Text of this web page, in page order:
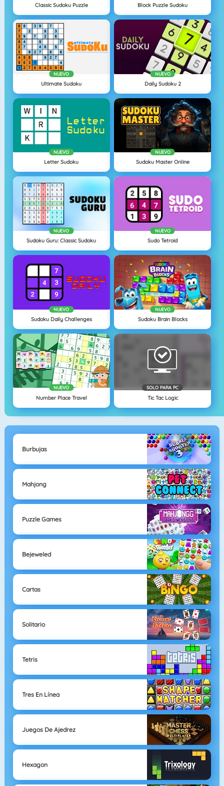
Classic Sudoku Puzzle Block Puzzle Sudoku
NUEVO
Ultimate Sudoku
NUEVO
Daily Sudoku 2
NUEVO
Letter Sudoku
NUEVO
Sudoku Master Online
NUEVO
Sudoku Guru: Classic Sudoku
NUEVO
Sudo Tetroid
NUEVO
Sudoku Daily Challenges
NUEVO
Sudoku Brain Blocks
NUEVO
Number Place Travel
SOLO PARA PC
Tic Tac Logic
Burbujas
Mahjong
Puzzle Games
Bejeweled
Cartas
Solitario
Tetris
Tres En Línea
Juegos De Ajedrez
Hexagon